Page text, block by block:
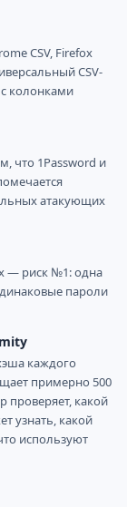
CSV, Firefox
CSV-
колонками
что 1Password и
атакующих
— риск №1: одна
пароли
каждого
примерно 500
проверяет, какой
узнать, какой
используют